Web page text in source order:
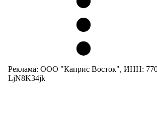
Реклама: ООО "Каприс Восток", ИНН:
LjN8K34jk